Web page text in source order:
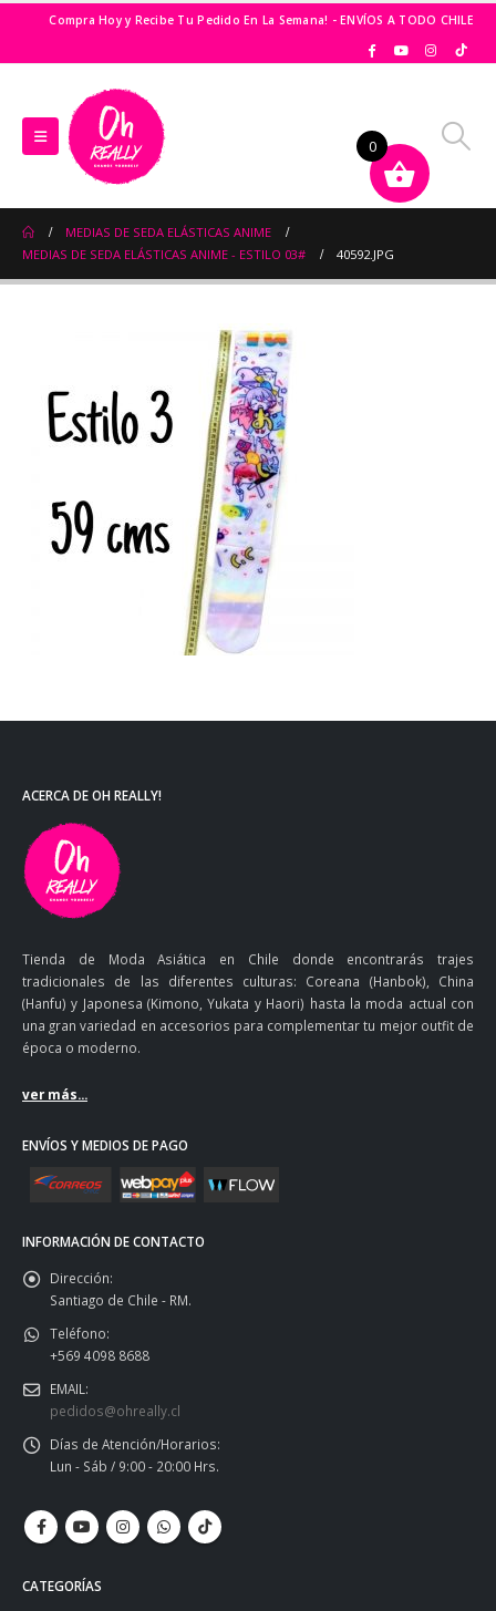
Compra Hoy y Recibe Tu Pedido En La Semana! - ENVÍOS A TODO CHILE
MEDIAS DE SEDA ELÁSTICAS ANIME
MEDIAS DE SEDA ELÁSTICAS ANIME - ESTILO 03#
40592.JPG
ACERCA DE OH REALLY!
Tienda de Moda Asiática en Chile donde encontrarás trajes
tradicionales de las diferentes culturas: Coreana (Hanbok), China
(Hanfu) y Japonesa (Kimono, Yukata y Haori) hasta la moda actual con
una gran variedad en accesorios para complementar tu mejor outfit de
época o moderno.
ver más...
ENVÍOS Y MEDIOS DE PAGO
INFORMACIÓN DE CONTACTO
Dirección:
Santiago de Chile - RM.
Teléfono:
+569 4098 8688
EMAIL:
pedidos@ohreally.cl
Días de Atención/Horarios:
Lun - Sáb / 9:00 - 20:00 Hrs.
CATEGORÍAS
0